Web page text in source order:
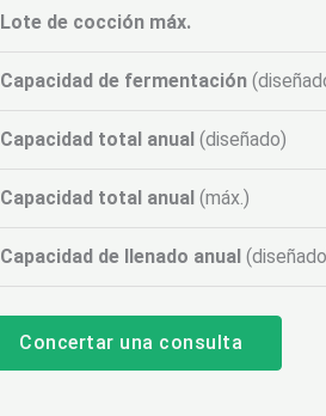
Lote de cocción máx.
Capacidad de fermentación
Capacidad total anual (diseñado)
Capacidad total anual (máx.)
Capacidad de llenado anual
Concertar una consulta